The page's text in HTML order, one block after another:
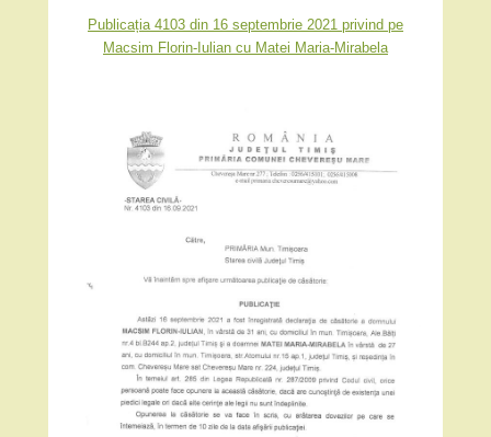
Publicația 4103 din 16 septembrie 2021 privind pe
Macsim Florin-Iulian cu Matei Maria-Mirabela